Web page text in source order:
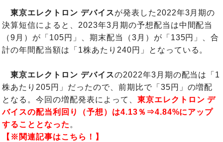
東京エレクトロン デバイスが発表した2022年3月期の
決算短信によると、2023年3月期の予想配当は中間配当
（9月）が「105円」、期末配当（3月）が「135円」、合
計の年間配当額は「1株あたり240円」となっている。
東京エレクトロン デバイスの2022年3月期の配当は「1
株あたり205円」だったので、前期比で「35円」の増配
となる。今回の増配発表によって、 東京エレクトロン デ
バイスの配当利回り（予想）は4.13％⇒4.84%にアップ
することとなった 。
【※関連記事はこちら！】